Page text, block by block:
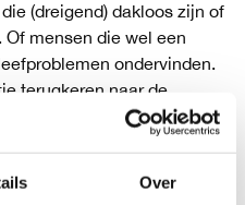
Over
(dreigend) dakloos zijn of
mensen die wel een
ondervinden.
terugkeren naar de
hebben. Voor ons is
mensen hebben of
kan in de problemen